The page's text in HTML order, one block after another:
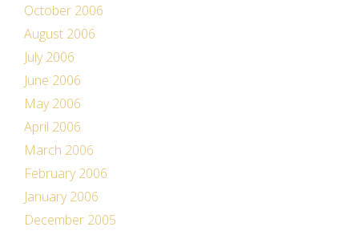
October 2006
August 2006
July 2006
June 2006
May 2006
April 2006
March 2006
February 2006
January 2006
December 2005